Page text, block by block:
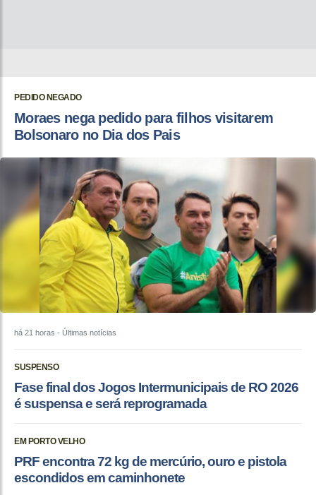
PEDIDO NEGADO
Moraes nega pedido para filhos visitarem
Bolsonaro no Dia dos Pais
há 21 horas - Últimas notícias
SUSPENSO
Fase final dos Jogos Intermunicipais de RO 2026
é suspensa e será reprogramada
EM PORTO VELHO
PRF encontra 72 kg de mercúrio, ouro e pistola
escondidos em caminhonete